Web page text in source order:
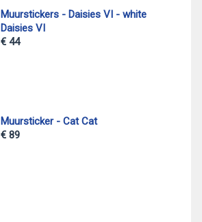
Muurstickers - Daisies VI - white
Daisies VI
€ 44
Muursticker - Cat Cat
€ 89